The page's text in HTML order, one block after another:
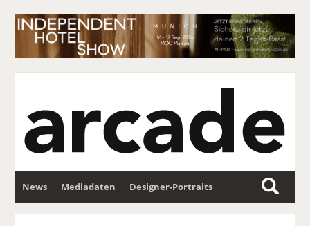
News Mediadaten Designer-Portraits
S
u